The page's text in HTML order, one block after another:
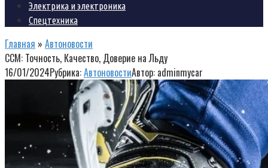
Электрика и электроника
Спецтехника
Главная » Автоновости
CCM: Точность, Качество, Доверие на Льду
16/01/2024Рубрика:АвтоновостиАвтор: adminmycar